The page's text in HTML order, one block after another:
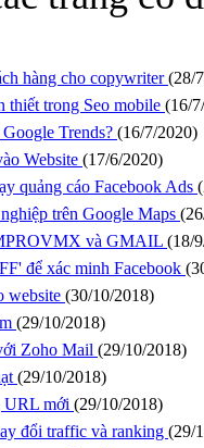
hàng cho copywriter(28/
trong Seo mobile (16/
Trends? (16/7/2020)
Website (17/6/2020)
quảng cáo Facebook Ads
trên Google Maps
và GMAIL (18/
để xác minh Facebook
website (30/10/2018)
(29/10/2018)
Zoho Mail (29/10/2018)
(29/10/2018)
URL mới (29/10/2018)
đổi traffic và ranking (29/